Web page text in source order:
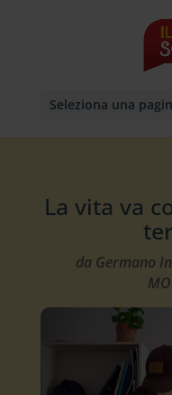
Seleziona una
La vita va
da Germano